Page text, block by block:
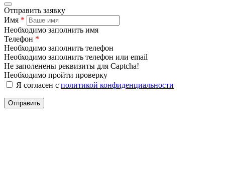
Отправить заявку
Имя *
Необходимо заполнить имя
Телефон *
Необходимо заполнить телефон
Необходимо заполнить телефон или email
Не заполенены реквизиты для Captcha!
Необходимо пройти проверку
Я согласен с политикой конфиденциальности
Отправить